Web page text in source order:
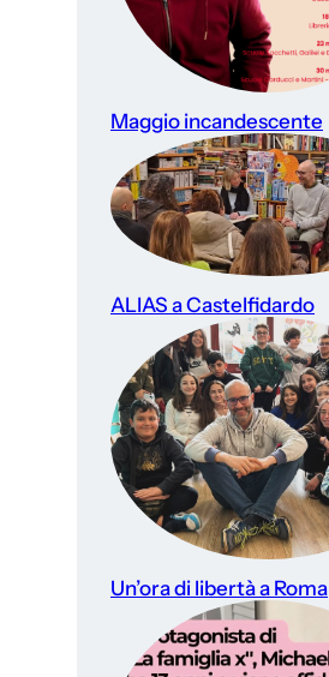
Maggio incandescente
ALIAS a Castelfidardo
Un’ora di libertà a Roma